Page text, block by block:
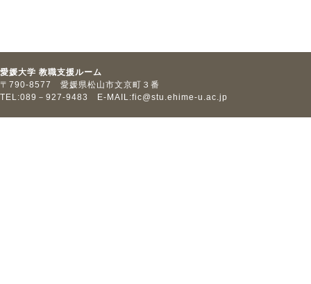
愛媛大学 教職支援ルーム
〒790-8577 愛媛県松山市文京町３番
TEL:089－927-9483 E-MAIL:fic@stu.ehime-u.ac.jp